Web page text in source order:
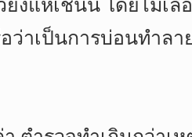
งแหเช่นนี้ โดยไม่เ
ว่าเป็นการบ่อนทำ